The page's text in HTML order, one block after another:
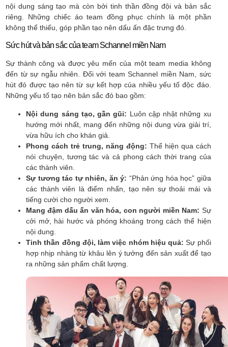
nội dung sáng tạo mà còn bởi tinh thần đồng đội và bản sắc
riêng. Những chiếc áo team đồng phục chính là một phần
không thể thiếu, góp phần tạo nên dấu ấn đặc trưng đó.
Sức hút và bản sắc của team Schannel miền Nam
Sự thành công và được yêu mến của một team media không
đến từ sự ngẫu nhiên. Đối với team Schannel miền Nam, sức
hút đó được tạo nên từ sự kết hợp của nhiều yếu tố độc đáo.
Những yếu tố tạo nên bản sắc đó bao gồm:
Nội dung sáng tạo, gần gũi: Luôn cập nhật những xu
hướng mới nhất, mang đến những nội dung vừa giải trí,
vừa hữu ích cho khán giả.
Phong cách trẻ trung, năng động: Thể hiện qua cách
nói chuyện, tương tác và cả phong cách thời trang của
các thành viên.
Sự tương tác tự nhiên, ăn ý: “Phản ứng hóa học” giữa
các thành viên là điểm nhấn, tạo nên sự thoải mái và
tiếng cười cho người xem.
Mang đậm dấu ấn văn hóa, con người miền Nam: Sự
cởi mở, hài hước và phóng khoáng trong cách thể hiện
nội dung.
Tinh thần đồng đội, làm việc nhóm hiệu quả: Sự phối
hợp nhịp nhàng từ khâu lên ý tưởng đến sản xuất để tạo
ra những sản phẩm chất lượng.